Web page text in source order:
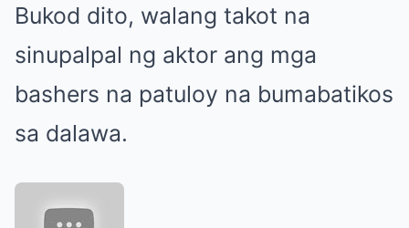
Bukod dito, walang takot na
sinupalpal ng aktor ang mga
bashers na patuloy na bumabatikos
sa dalawa.